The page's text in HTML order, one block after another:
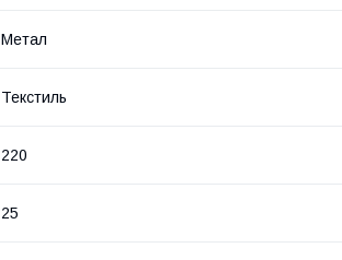
Метал
Текстиль
220
25